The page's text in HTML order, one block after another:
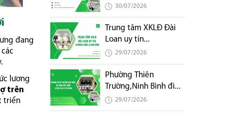
đang
lương
trên
triển
30/07/2026
Trung tâm XKLĐ Đài
Loan uy tín...
29/07/2026
Phường Thiên
Trường,Ninh Bình đi...
29/07/2026